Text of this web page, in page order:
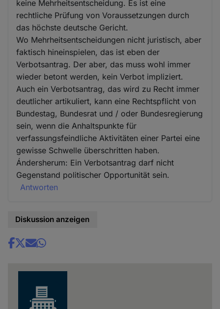
keine Mehrheitsentscheidung. Es ist eine
rechtliche Prüfung von Voraussetzungen durch
das höchste deutsche Gericht.
Wo Mehrheitsentscheidungen nicht juristisch, aber
faktisch hineinspielen, das ist eben der
Verbotsantrag. Der aber, das muss wohl immer
wieder betont werden, kein Verbot impliziert.
Auch ein Verbotsantrag, das wird zu Recht immer
deutlicher artikuliert, kann eine Rechtspflicht von
Bundestag, Bundesrat und / oder Bundesregierung
sein, wenn die Anhaltspunkte für
verfassungsfeindliche Aktivitäten einer Partei eine
gewisse Schwelle überschritten haben.
Ándersherum: Ein Verbotsantrag darf nicht
Gegenstand politischer Opportunität sein.
Antworten
Diskussion anzeigen
Share